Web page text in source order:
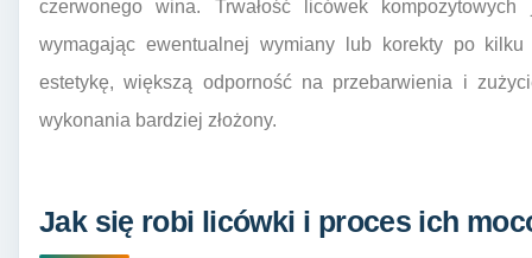
czerwonego wina. Trwałość licówek
wymagając ewentualnej wymiany lub korekty po
estetykę, większą odporność na przebarwienia i
wykonania bardziej złożony.
Jak się robi licówki i proces ich